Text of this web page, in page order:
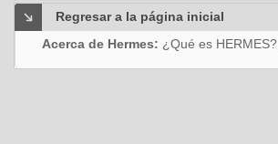
Regresar a la página inicial
Acerca de Hermes: ¿Qué es HERMES?